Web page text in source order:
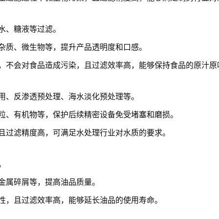
糖液等过滤。
、微生物等，提升产品透明度和口感。
不会对食品造成污染，且过滤效率高，能够保持食品的原汁原
反渗透预处理、海水淡化预处理等。
有机物等，保护后续精密设备免受堵塞和磨损。
滤精度高，可满足水处理行业对水质的要求。
碎屑等，提高油品质量。
且过滤效率高，能够延长油品的使用寿命。